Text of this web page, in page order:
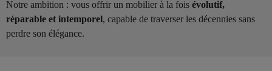
Notre ambition : vous offrir un mobilier à la fois évolutif,
réparable et intemporel, capable de traverser les décennies sans
perdre son élégance.